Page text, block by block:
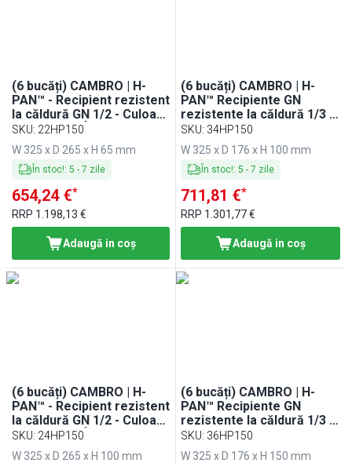
(6 bucăți) CAMBRO | H-
PAN™ - Recipient rezistent
la căldură GN 1/2 - Culoare
chihlimbar - Înălțime: 65
mm
SKU: 22HP150
W 325 x D 265 x H 65 mm
În stoc!: 5 - 7 zile
654,24 €*
RRP 1.198,13 €
Adaugă in coş
(6 bucăți) CAMBRO | H-
PAN™ Recipiente GN
rezistente la căldură 1/3 -
Chihlimbar - Adâncime 100
mm
SKU: 34HP150
W 325 x D 176 x H 100 mm
În stoc!:5 -7 zile
711,81 €*
RRP 1.301,77 €
Adaugă in coş
(6 bucăți) CAMBRO | H-
PAN™ - Recipient rezistent
la căldură GN 1/2 - Culoare
chihlimbar - Înălțime: 100
mm
SKU: 24HP150
W 325 x D 265 x H 100 mm
(6 bucăți) CAMBRO | H-
PAN™ Recipiente GN
rezistente la căldură 1/3 -
Chihlimbar - Adâncime 150
mm
SKU: 36HP150
W 325 x D 176 x H 150 mm